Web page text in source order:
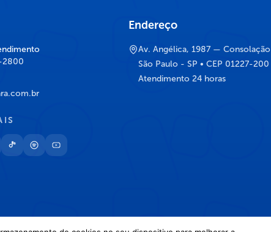
2800
Endereço
Av. Angélica, 1987 — Consolação
São Paulo - SP • CEP 01227-200
Atendimento 24 horas